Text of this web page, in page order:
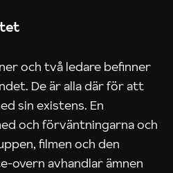
och två ledare befinner
De är alla där för att
sin existens. En
och förväntningarna och
filmen och den
overn avhandlar ämnen